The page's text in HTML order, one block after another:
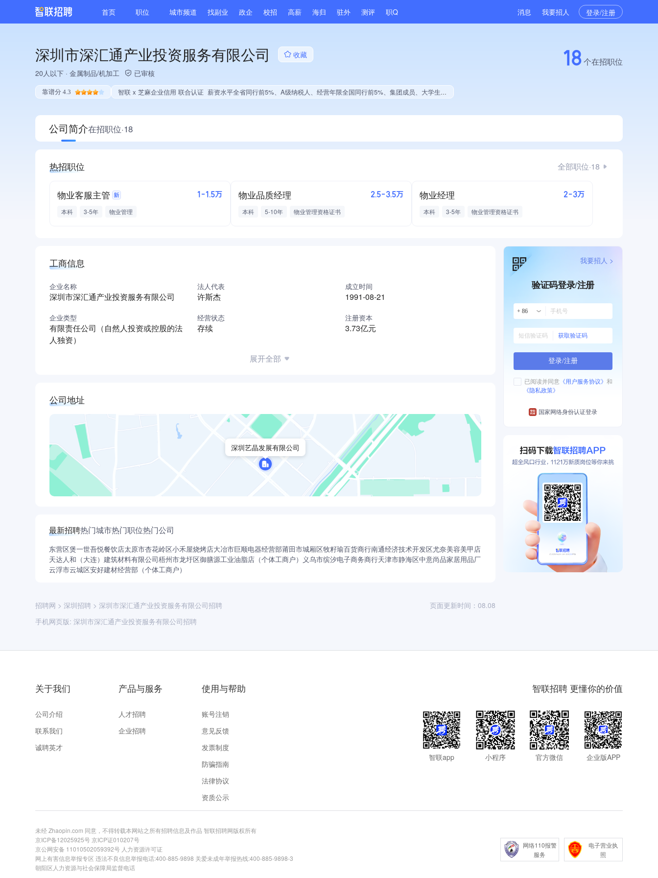
首页 职位 城市频道 找副业 政企 校招 高薪 海归 驻外 测评 职Q 消息 我要招人 登录/注册
深圳市深汇通产业投资服务有限公司
收藏
20人以下 · 金属制品/机加工 已审核
靠谱分 4.3 智联 x 芝麻企业信用 联合认证 薪资水平全省同行前5%、A级纳税人、经营年限全国同行前5%、集团成员、大学生就业贡献
18个在招职位
公司简介在招职位·18
热招职位 全部职位·18
物业客服主管 1-1.5万
本科 3-5年 物业管理
物业品质经理 2.5-3.5万
本科 5-10年 物业管理资格证书
物业经理 2-3万
本科 3-5年 物业管理资格证书
工商信息
企业名称
深圳市深汇通产业投资服务有限公司
法人代表
许斯杰
成立时间
1991-08-21
企业类型
有限责任公司（自然人投资或控股的法
人独资）
经营状态
存续
注册资本
3.73亿元
展开全部
公司地址
深圳艺晶发展有限公司
最新招聘热门城市热门职位热门公司
东营区煲一世吾悦餐饮店太原市杏花岭区小禾屋烧烤店大冶市巨顺电器经营部莆田市城厢区牧籽瑜百货商行南通经济技术开发区尤奈美容美甲店
天达人和（大连）建筑材料有限公司梧州市龙圩区御膳源工业油脂店（个体工商户） 义乌市缤汐电子商务商行天津市静海区中意尚品家居用品厂
云浮市云城区安好建材经营部（个体工商户）
招聘网 > 深圳招聘 > 深圳市深汇通产业投资服务有限公司招聘
手机网页版: 深圳市深汇通产业投资服务有限公司招聘
页面更新时间：08.08
验证码登录/注册
+ 86
获取验证码
登录/注册
已阅读并同意 《用户服务协议》 和
《隐私政策》
国家网络身份认证登录
我要招人 >
关于我们
公司介绍
联系我们
诚聘英才
产品与服务
人才招聘
企业招聘
使用与帮助
账号注销
意见反馈
发票制度
防骗指南
法律协议
资质公示
智联招聘 更懂你的价值
智联app 小程序 官方微信 企业版APP
未经 Zhaopin.com 同意，不得转载本网站之所有招聘信息及作品 智联招聘网版权所有
京ICP备12025925号京ICP证010207号
京公网安备 11010502059392号 人力资源许可证
网上有害信息举报专区 违法不良信息举报电话:400-885-9898 关爱未成年举报热线:400-885-9898-3
朝阳区人力资源与社会保障局监督电话
网络110报警
服务
电子营业执
照